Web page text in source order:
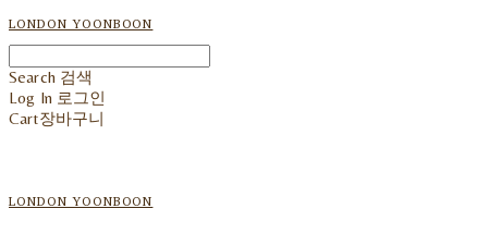
LONDON YOONBOON
Search 검색
Log In 로그인
Cart장바구니
LONDON YOONBOON